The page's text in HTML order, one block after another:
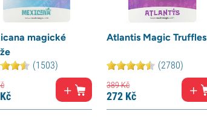
magické
(1503)
Kč
Atlantis Magic Truffles
(2780)
389Kč
272 Kč